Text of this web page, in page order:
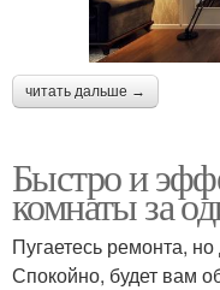
читать дальше →
Быстро и
комнаты за
Пугаетесь ремонта,
Спокойно, будет вам